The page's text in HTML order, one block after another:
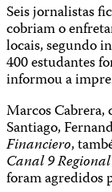
Seis jornalistas
cobriam o
locais, segundo
400 estudantes
informou a
Marcos Cabrera,
Santiago,
Financiero,
Canal 9
foram agredidos